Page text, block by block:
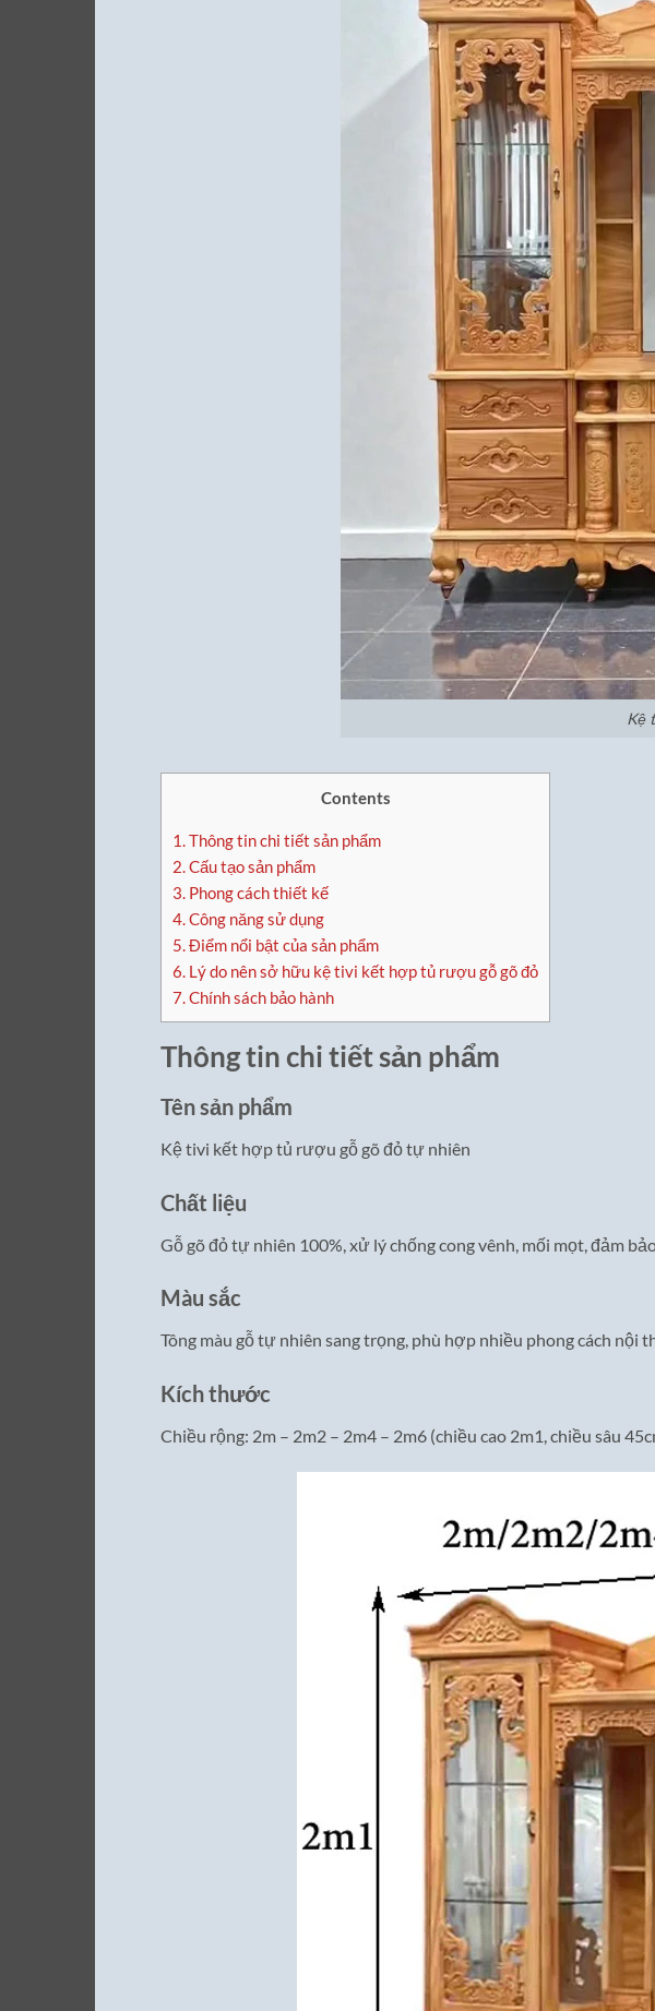
Kệ
Contents
1.Thông tin chi tiết sản phẩm
2.Cấu tạo sản phẩm
3. Phong cách thiết kế
4.Công năng sử dụng
5.Điểm nổi bật của sản phẩm
6. Lý do nên sở hữu kệ tivi kết hợp tủ rượu gỗ gõ đỏ
7.Chính sách bảo hành
Thông tin chi tiết sản phẩm
Tên sản phẩm
Kệ tivi kết hợp tủ rượu gỗ gõ đỏ tự nhiên
Chất liệu
Gỗ gõ đỏ tự nhiên 100%, xử lý chống cong vênh, mối mọt, đảm
Màu sắc
Tông màu gỗ tự nhiên sang trọng, phù hợp nhiều phong cách nội
Kích thước
Chiều rộng: 2m – 2m2 – 2m4 – 2m6 (chiều cao 2m1, chiều sâu